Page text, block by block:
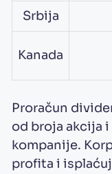
Srbija
Kanada
Proračun
od broja akcija
kompanije.
profita i